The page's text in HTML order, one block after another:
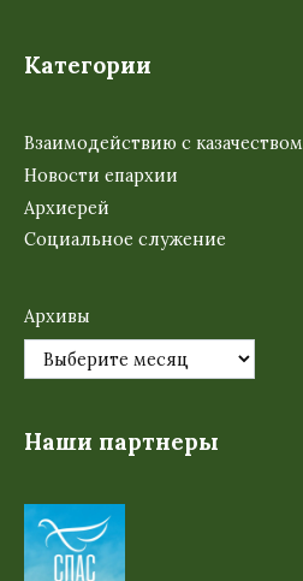
Категории
Взаимодействию с казачеством
Новости епархии
Архиерей
Социальное служение
Архивы
Наши партнеры